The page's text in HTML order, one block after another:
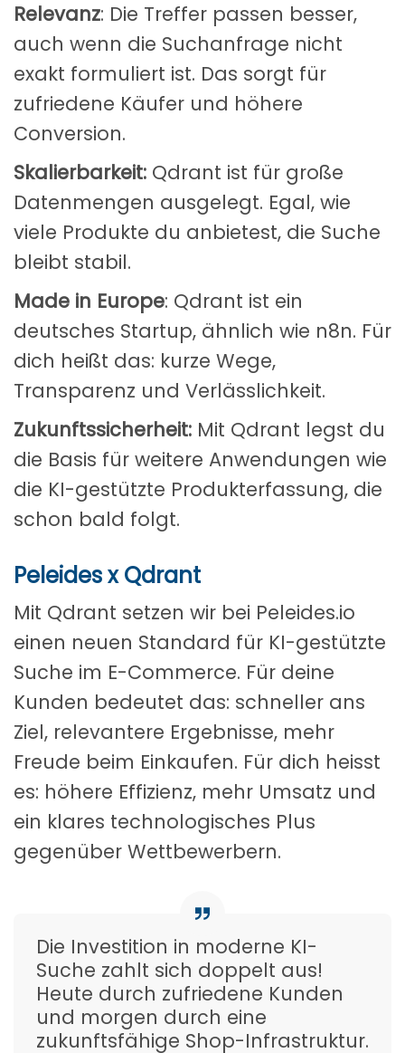
Relevanz: Die Treffer passen besser,
auch wenn die Suchanfrage nicht
exakt formuliert ist. Das sorgt für
zufriedene Käufer und höhere
Conversion.
Skalierbarkeit: Qdrant ist für große
Datenmengen ausgelegt. Egal, wie
viele Produkte du anbietest, die Suche
bleibt stabil.
Made in Europe: Qdrant ist ein
deutsches Startup, ähnlich wie n8n. Für
dich heißt das: kurze Wege,
Transparenz und Verlässlichkeit.
Zukunftssicherheit: Mit Qdrant legst du
die Basis für weitere Anwendungen wie
die KI-gestützte Produkterfassung, die
schon bald folgt.
Peleides x Qdrant
Mit Qdrant setzen wir bei Peleides.io
einen neuen Standard für KI-gestützte
Suche im E-Commerce. Für deine
Kunden bedeutet das: schneller ans
Ziel, relevantere Ergebnisse, mehr
Freude beim Einkaufen. Für dich heisst
es: höhere Effizienz, mehr Umsatz und
ein klares technologisches Plus
gegenüber Wettbewerbern.
Die Investition in moderne KI-
Suche zahlt sich doppelt aus!
Heute durch zufriedene Kunden
und morgen durch eine
zukunftsfähige Shop-Infrastruktur.